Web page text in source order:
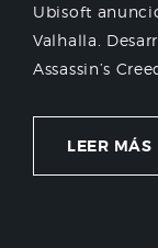
Ubisoft
Valhalla.
Assassin’s
LEER MÁS